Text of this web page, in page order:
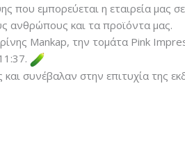
εμπορεύεται η εταιρεία μας
ανθρώπους και τα προϊόντα μας.
Mankap, την τομάτα Pink
συνέβαλαν στην επιτυχία της